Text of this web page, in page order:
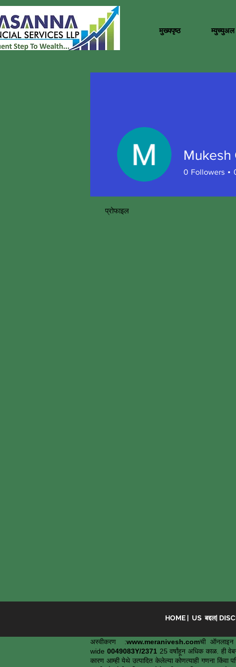
मुख्यपृष्ठ
Mukesh
0 Followers
प्रोफाइल
HOME | US बद्दल|
अस्वीकरण :www.meranivesh.comची
wide 0049083Y/2371 25 वर्षांहून अधिक काळ. ही
कारण आम्ही येथे उत्पादित केलेल्या कोणत्याही गणना किंवा